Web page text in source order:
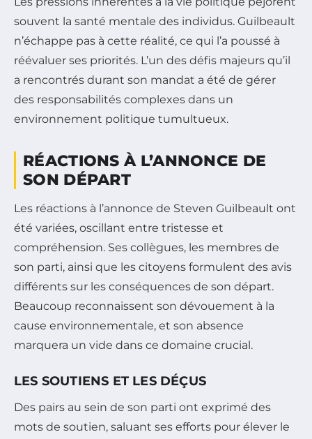
souvent la santé mentale des individus. Guilbeault
n’échappe pas à cette réalité, ce qui l’a poussé à
réévaluer ses priorités. L’un des défis majeurs qu’il
a rencontrés durant son mandat a été de gérer
des responsabilités complexes dans un
environnement politique tumultueux.
RÉACTIONS À L’ANNONCE DE
SON DÉPART
Les réactions à l’annonce de Steven Guilbeault ont
été variées, oscillant entre tristesse et
compréhension. Ses collègues, les membres de
son parti, ainsi que les citoyens formulent des avis
différents sur les conséquences de son départ.
Beaucoup reconnaissent son dévouement à la
cause environnementale, et son absence
marquera un vide dans ce domaine crucial.
LES SOUTIENS ET LES DÉÇUS
Des pairs au sein de son parti ont exprimé des
mots de soutien, saluant ses efforts pour élever le